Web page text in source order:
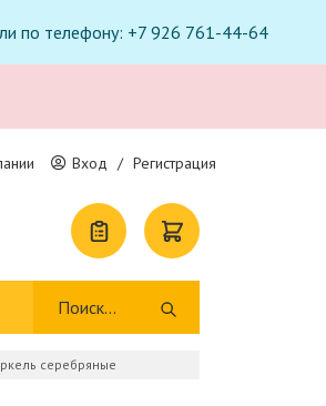
по телефону: +7 926 761-44-64
Вход / Регистрация
серебряные